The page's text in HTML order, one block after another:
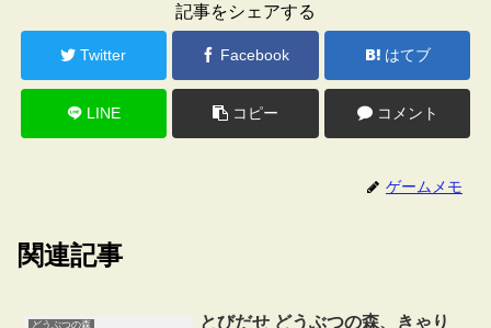
記事をシェアする
Twitter Facebook はてブ
LINE コピー コメント
ゲームメモ
関連記事
どうぶつの森 とびだせ どうぶつの森、きゃり